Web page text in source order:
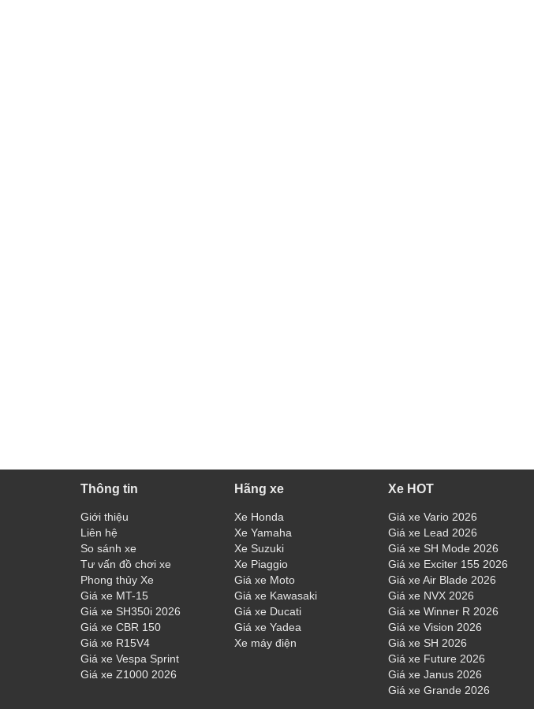
Thông tin
Giới thiệu
Liên hệ
So sánh xe
Tư vấn đồ chơi xe
Phong thủy Xe
Giá xe MT-15
Giá xe SH350i 2026
Giá xe CBR 150
Giá xe R15V4
Giá xe Vespa Sprint
Giá xe Z1000 2026
Hãng xe
Xe Honda
Xe Yamaha
Xe Suzuki
Xe Piaggio
Giá xe Moto
Giá xe Kawasaki
Giá xe Ducati
Giá xe Yadea
Xe máy điện
Xe HOT
Giá xe Vario 2026
Giá xe Lead 2026
Giá xe SH Mode 2026
Giá xe Exciter 155 2026
Giá xe Air Blade 2026
Giá xe NVX 2026
Giá xe Winner R 2026
Giá xe Vision 2026
Giá xe SH 2026
Giá xe Future 2026
Giá xe Janus 2026
Giá xe Grande 2026